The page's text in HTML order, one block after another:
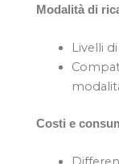
Modalità di
Livelli
Costi e